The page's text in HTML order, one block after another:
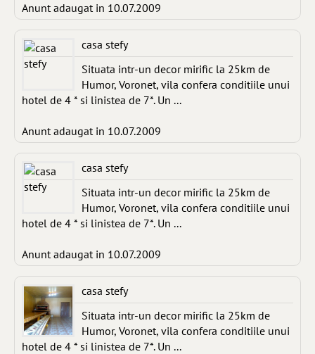
Anunt adaugat in 10.07.2009
casa stefy
Situata intr-un decor mirific la 25km de
Humor, Voronet, vila confera conditiile unui
hotel de 4 * si linistea de 7*. Un ...
Anunt adaugat in 10.07.2009
casa stefy
Situata intr-un decor mirific la 25km de
Humor, Voronet, vila confera conditiile unui
hotel de 4 * si linistea de 7*. Un ...
Anunt adaugat in 10.07.2009
casa stefy
Situata intr-un decor mirific la 25km de
Humor, Voronet, vila confera conditiile unui
hotel de 4 * si linistea de 7*. Un ...